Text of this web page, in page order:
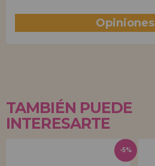
Opiniones
TAMBIÉN PUEDE
INTERESARTE
-5%